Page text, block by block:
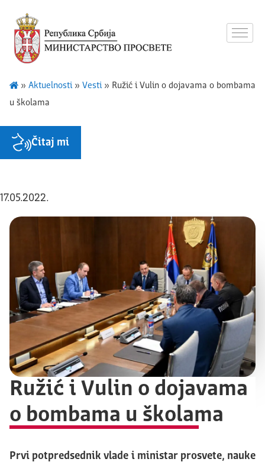
» Aktuelnosti» Vesti» Ružić i Vulin o dojavama o bombama
u školama
Čitaj mi
17.05.2022.
Ružić i Vulin o dojavama
o bombama u školama
Prvi potpredsednik vlade i ministar prosvete, nauke